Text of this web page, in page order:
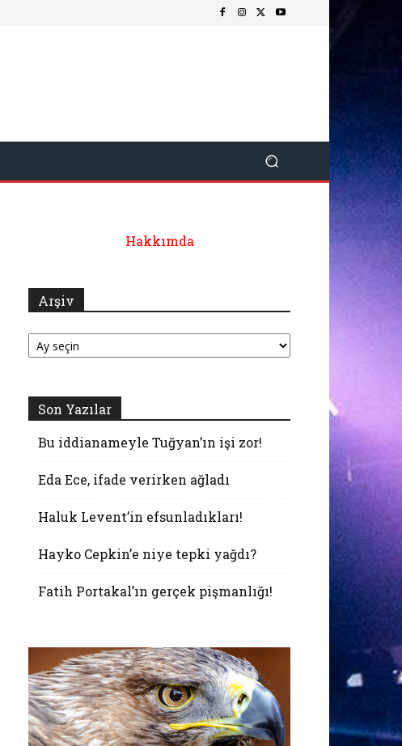
Hakkımda
Arşiv
Arşiv
Son Yazılar
Bu iddianameyle Tuğyan’ın işi zor!
Eda Ece, ifade verirken ağladı
Haluk Levent’in efsunladıkları!
Hayko Cepkin’e niye tepki yağdı?
Fatih Portakal’ın gerçek pişmanlığı!